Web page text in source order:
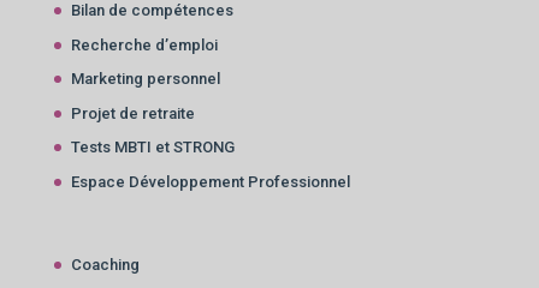
Bilan de compétences
Recherche d’emploi
Marketing personnel
Projet de retraite
Tests MBTI et STRONG
Espace Développement Professionnel
Coaching